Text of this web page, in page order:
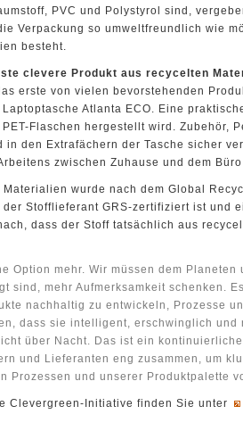
PVC und Polystyrol sind,
Verpackung so umweltfreundlich wie
besteht.
clevere Produkt aus recycelten
erste von vielen bevorstehenden
Atlanta ECO. Eine
Flaschen hergestellt wird. Zubehör,
den Extrafächern der Tasche sicher
zwischen Zuhause und dem
wurde nach dem Global
Stofflieferant GRS-zertifiziert ist und
dass der Stoff tatsächlich aus
Option mehr. Wir müssen dem Planeten
sind, mehr Aufmerksamkeit schenken.
nachhaltig zu entwickeln, Prozesse
dass sie intelligent, erschwinglich und
über Nacht. Das ist ein
und Lieferanten eng zusammen, um
Prozessen und unserer Produktpalette
Clevergreen-Initiative finden Sie unter